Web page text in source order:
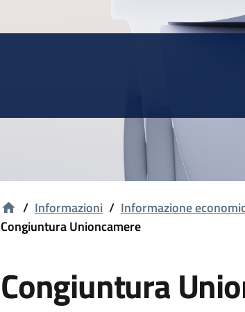
/ Informazioni / Informazione
Congiuntura Unioncamere
Congiuntura